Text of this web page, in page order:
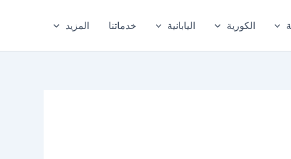
الكورية اليابانية خدماتنا المزيد